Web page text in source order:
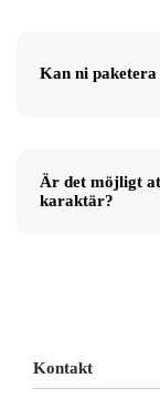
Kan ni paketera
Är det möjligt
karaktär?
Kontakt